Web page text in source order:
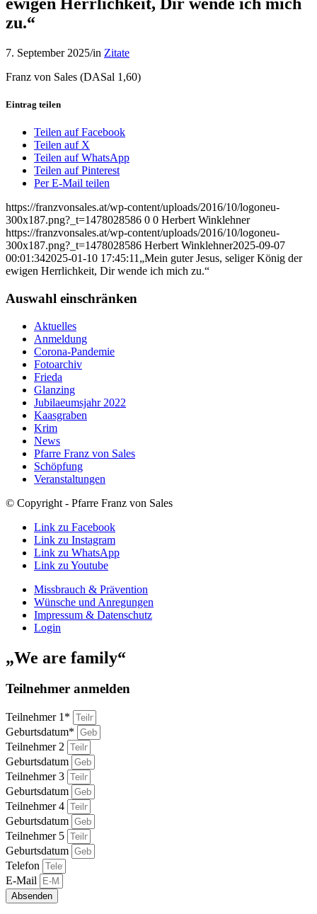
zu.“
7. September 2025/in Zitate
Franz von Sales (DASal 1,60)
Eintrag teilen
Teilen auf Facebook
Teilen auf X
Teilen auf WhatsApp
Teilen auf Pinterest
Per E-Mail teilen
https://franzvonsales.at/wp-content/uploads/2016/10/logoneu-
300x187.png?_t=1478028586 0 0 Herbert Winklehner
https://franzvonsales.at/wp-content/uploads/2016/10/logoneu-
300x187.png?_t=1478028586 Herbert Winklehner2025-09-07
00:01:342025-01-10 17:45:11 „Mein guter Jesus, seliger König der
ewigen Herrlichkeit, Dir wende ich mich zu.“
Auswahl einschränken
Aktuelles
Anmeldung
Corona-Pandemie
Fotoarchiv
Frieda
Glanzing
Jubilaeumsjahr 2022
Kaasgraben
Krim
News
Pfarre Franz von Sales
Schöpfung
Veranstaltungen
© Copyright - Pfarre Franz von Sales
Link zu Facebook
Link zu Instagram
Link zu WhatsApp
Link zu Youtube
Missbrauch & Prävention
Wünsche und Anregungen
Impressum & Datenschutz
Login
„We are family“
Teilnehmer anmelden
Teilnehmer 1*
Geburtsdatum*
Teilnehmer 2
Geburtsdatum
Teilnehmer 3
Geburtsdatum
Teilnehmer 4
Geburtsdatum
Teilnehmer 5
Geburtsdatum
Telefon
E-Mail
Absenden